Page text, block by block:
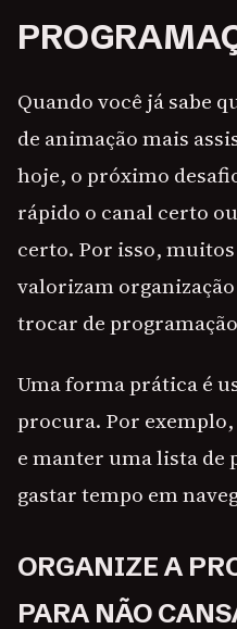
Quando você já sabe
de animação mais
hoje, o próximo
rápido o canal certo
certo. Por isso,
valorizam
trocar de
Uma forma prática é
procura. Por
e manter uma lista de
gastar tempo em
ORGANIZE A
PARA NÃO